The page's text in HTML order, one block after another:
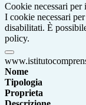
Cookie necessari
I cookie necessari
disabilitati. È
policy.
Nome
Tipologia
Proprieta